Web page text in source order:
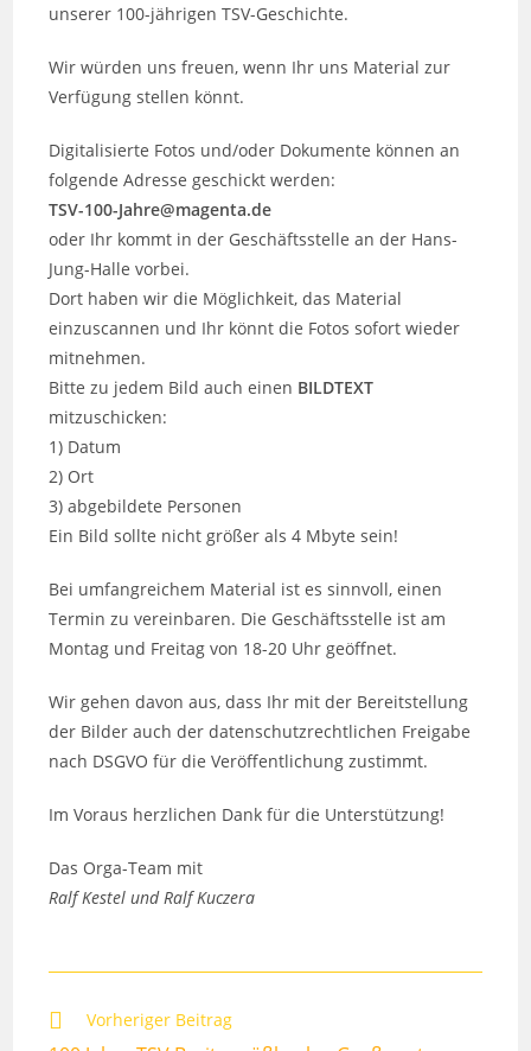
unserer 100-jährigen TSV-Geschichte.
Wir würden uns freuen, wenn Ihr uns Material zur
Verfügung stellen könnt.
Digitalisierte Fotos und/oder Dokumente können an
folgende Adresse geschickt werden:
TSV-100-Jahre@magenta.de
oder Ihr kommt in der Geschäftsstelle an der Hans-
Jung-Halle vorbei.
Dort haben wir die Möglichkeit, das Material
einzuscannen und Ihr könnt die Fotos sofort wieder
mitnehmen.
Bitte zu jedem Bild auch einen BILDTEXT
mitzuschicken:
1) Datum
2) Ort
3) abgebildete Personen
Ein Bild sollte nicht größer als 4 Mbyte sein!
Bei umfangreichem Material ist es sinnvoll, einen
Termin zu vereinbaren. Die Geschäftsstelle ist am
Montag und Freitag von 18-20 Uhr geöffnet.
Wir gehen davon aus, dass Ihr mit der Bereitstellung
der Bilder auch der datenschutzrechtlichen Freigabe
nach DSGVO für die Veröffentlichung zustimmt.
Im Voraus herzlichen Dank für die Unterstützung!
Das Orga-Team mit
Ralf Kestel und Ralf Kuczera
WeitereVorheriger Beitrag